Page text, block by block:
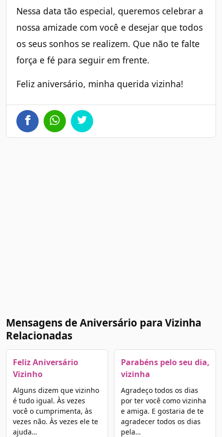
Nessa data tão especial, queremos celebrar a
nossa amizade com você e desejar que todos
os seus sonhos se realizem. Que não te falte
força e fé para seguir em frente.
Feliz aniversário, minha querida vizinha!
Mensagens de Aniversário para Vizinha
Relacionadas
Feliz Aniversário
Vizinho
Alguns dizem que vizinho
é tudo igual. Às vezes
você o cumprimenta, às
vezes não. Às vezes ele te
ajuda…
Parabéns pelo seu dia,
vizinha
Agradeço todos os dias
por ter você como vizinha
e amiga. E gostaria de te
agradecer todos os dias
pela…